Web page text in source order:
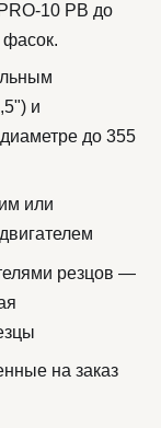
10 PB до
и
до 355
или
резцов —
на заказ